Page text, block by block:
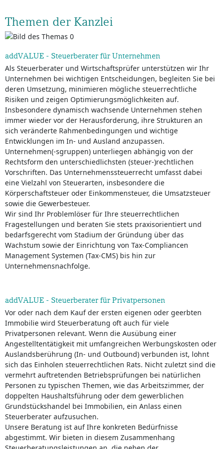
Themen der Kanzlei
addVALUE - Steuerberater für Unternehmen
Als Steuerberater und Wirtschaftsprüfer unterstützen wir Ihr
Unternehmen bei wichtigen Entscheidungen, begleiten Sie bei
deren Umsetzung, minimieren mögliche steuerrechtliche
Risiken und zeigen Optimierungsmöglichkeiten auf.
Insbesondere dynamisch wachsende Unternehmen stehen
immer wieder vor der Herausforderung, ihre Strukturen an
sich veränderte Rahmenbedingungen und wichtige
Entwicklungen im In- und Ausland anzupassen.
Unternehmen(-sgruppen) unterliegen abhängig von der
Rechtsform den unterschiedlichsten (steuer-)rechtlichen
Vorschriften. Das Unternehmenssteuerrecht umfasst dabei
eine Vielzahl von Steuerarten, insbesondere die
Körperschaftsteuer oder Einkommensteuer, die Umsatzsteuer
sowie die Gewerbesteuer.
Wir sind Ihr Problemlöser für Ihre steuerrechtlichen
Fragestellungen und beraten Sie stets praxisorientiert und
bedarfsgerecht vom Stadium der Gründung über das
Wachstum sowie der Einrichtung von Tax-Compliancen
Management Systemen (Tax-CMS) bis hin zur
Unternehmensnachfolge.
addVALUE - Steuerberater für Privatpersonen
Vor oder nach dem Kauf der ersten eigenen oder geerbten
Immobilie wird Steuerberatung oft auch für viele
Privatpersonen relevant. Wenn die Ausübung einer
Angestelltentätigkeit mit umfangreichen Werbungskosten oder
Auslandsberührung (In- und Outbound) verbunden ist, lohnt
sich das Einholen steuerrechtlichen Rats. Nicht zuletzt sind die
vermehrt auftretenden Betriebsprüfungen bei natürlichen
Personen zu typischen Themen, wie das Arbeitszimmer, der
doppelten Haushaltsführung oder dem gewerblichen
Grundstückshandel bei Immobilien, ein Anlass einen
Steuerberater aufzusuchen.
Unsere Beratung ist auf Ihre konkreten Bedürfnisse
abgestimmt. Wir bieten in diesem Zusammenhang